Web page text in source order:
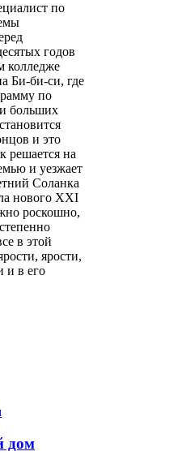
по
годов
колледже
Би-би-си, где
по
больших
и это
решается на
и уезжает
Соланка
нового XXI
роскошно,
в этой
ярости,
и в его
дом